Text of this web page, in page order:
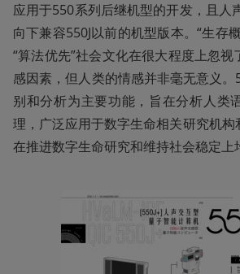
应用于550系列后继机型的开发，且人
向下兼容550J以前的机型版本。“生存
“算法优先”社会文化在很大程度上忽
感因素，但人类的情感并非毫无意义。
别和分析为主要功能，旨在分析人类
理，广泛应用于数字生命相关研究机构
在推进数字生命研究和维持社会稳定上